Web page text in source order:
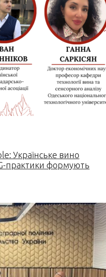
Українське вино
практики формують